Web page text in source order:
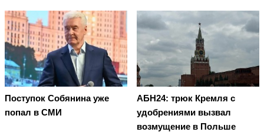
Поступок Собянина уже
попал в СМИ
АБН24: трюк Кремля с
удобрениями вызвал
возмущение в Польше